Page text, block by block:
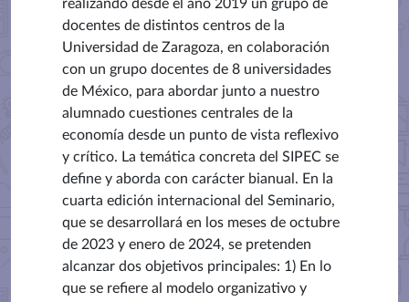
realizando desde el año 2019 un grupo de
docentes de distintos centros de la
Universidad de Zaragoza, en colaboración
con un grupo docentes de 8 universidades
de México, para abordar junto a nuestro
alumnado cuestiones centrales de la
economía desde un punto de vista reflexivo
y crítico. La temática concreta del SIPEC se
define y aborda con carácter bianual. En la
cuarta edición internacional del Seminario,
que se desarrollará en los meses de octubre
de 2023 y enero de 2024, se pretenden
alcanzar dos objetivos principales: 1) En lo
que se refiere al modelo organizativo y